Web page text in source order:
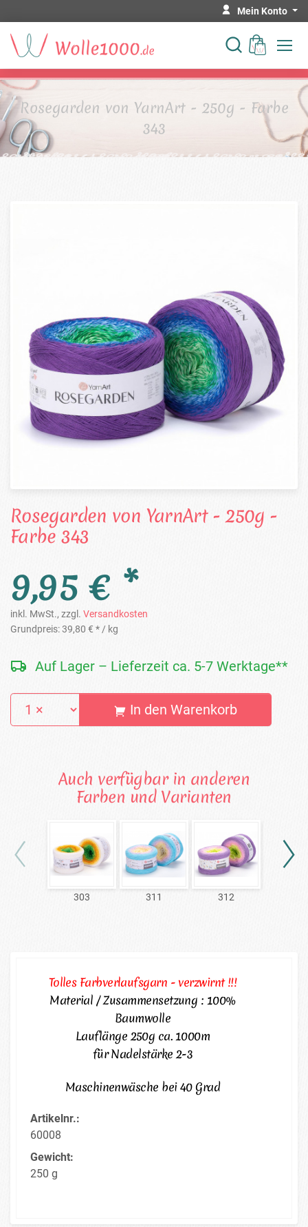
Mein Konto
Rosegarden von YarnArt - 250g - Farbe
343
Rosegarden von YarnArt - 250g -
Farbe 343
9,95 € *
inkl. MwSt., zzgl. Versandkosten
Grundpreis:39,80 € * / kg
Auf Lager – Lieferzeit ca. 5-7 Werktage**
In den Warenkorb
Auch verfügbar in anderen
Farben und Varianten
303 311 312
Tolles Farbverlaufsgarn - verzwirnt !!!
Material / Zusammensetzung : 100%
Baumwolle
Lauflänge 250g ca. 1000m
für Nadelstärke 2-3
Maschinenwäsche bei 40 Grad
Artikelnr.:
60008
Gewicht:
250 g